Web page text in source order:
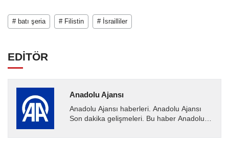
# batı şeria # Filistin # İsrailliler
EDİTÖR
Anadolu Ajansı
Anadolu Ajansı haberleri. Anadolu Ajansı
Son dakika gelişmeleri. Bu haber Anadolu
Ajansı tarafından...